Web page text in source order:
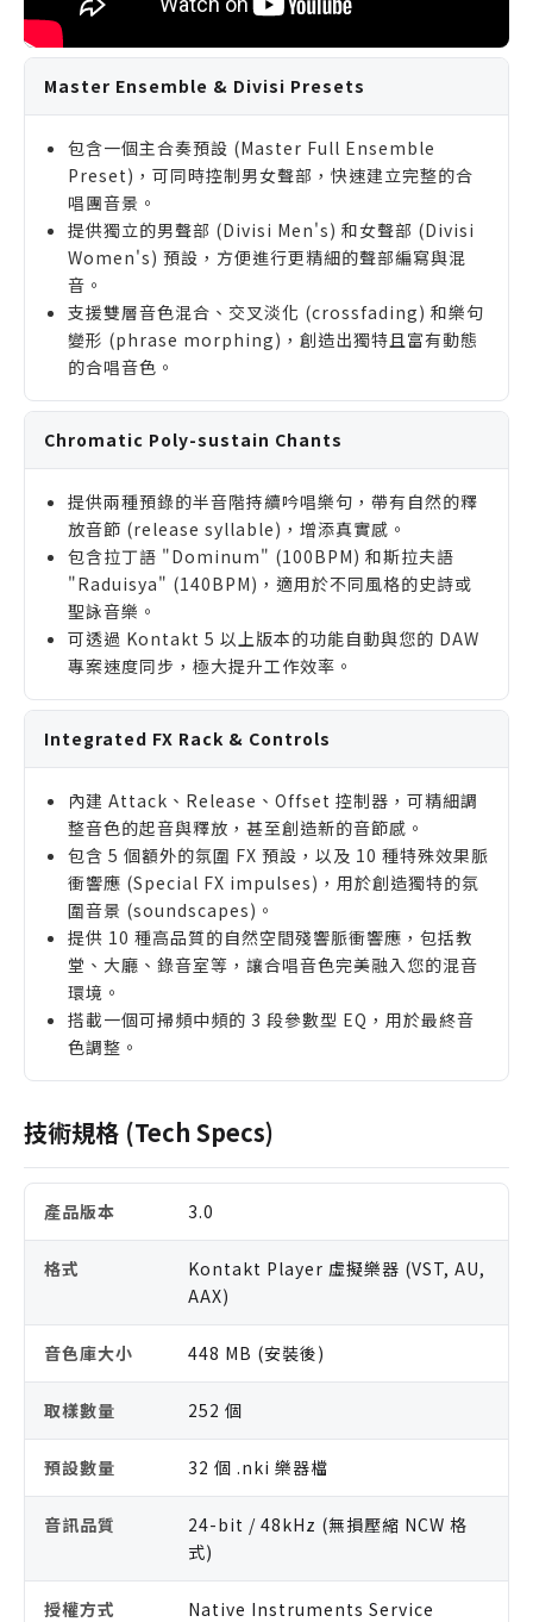
Master Ensemble & Divisi Presets
包含一個主合奏預設 (Master Full Ensemble
Preset)，可同時控制男女聲部，快速建立完整的合
唱團音景。
提供獨立的男聲部 (Divisi Men's) 和女聲部 (Divisi
Women's) 預設，方便進行更精細的聲部編寫與混
音。
支援雙層音色混合、交叉淡化 (crossfading) 和樂句
變形 (phrase morphing)，創造出獨特且富有動態
的合唱音色。
Chromatic Poly-sustain Chants
提供兩種預錄的半音階持續吟唱樂句，帶有自然的釋
放音節 (release syllable)，增添真實感。
包含拉丁語 "Dominum" (100BPM) 和斯拉夫語
"Raduisya" (140BPM)，適用於不同風格的史詩或
聖詠音樂。
可透過 Kontakt 5 以上版本的功能自動與您的 DAW
專案速度同步，極大提升工作效率。
Integrated FX Rack & Controls
內建 Attack、Release、Offset 控制器，可精細調
整音色的起音與釋放，甚至創造新的音節感。
包含 5 個額外的氛圍 FX 預設，以及 10 種特殊效果脈
衝響應 (Special FX impulses)，用於創造獨特的氛
圍音景 (soundscapes)。
提供 10 種高品質的自然空間殘響脈衝響應，包括教
堂、大廳、錄音室等，讓合唱音色完美融入您的混音
環境。
搭載一個可掃頻中頻的 3 段參數型 EQ，用於最終音
色調整。
技術規格 (Tech Specs)
產品版本 3.0
格式
Kontakt Player 虛擬樂器 (VST, AU,
AAX)
音色庫大小 448 MB (安裝後)
取樣數量 252 個
預設數量 32 個 .nki 樂器檔
音訊品質
24-bit / 48kHz (無損壓縮 NCW 格
式)
授權方式
Native Instruments Service